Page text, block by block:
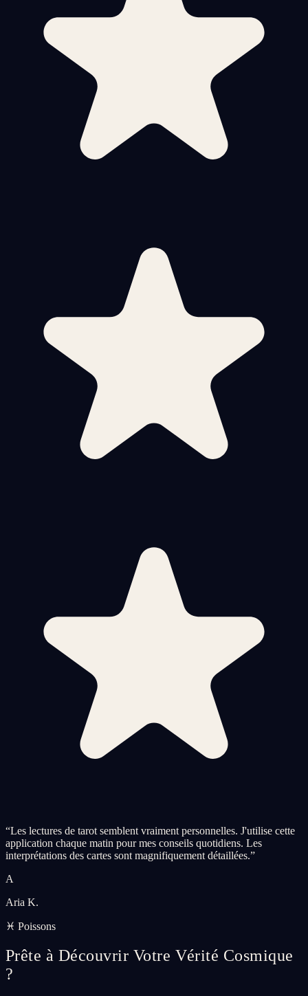
“Les lectures de tarot semblent vraiment personnelles. J'utilise cette
application chaque matin pour mes conseils quotidiens. Les
interprétations des cartes sont magnifiquement détaillées.”
A
Aria K.
♓ Poissons
Prête à Découvrir Votre Vérité Cosmique
?